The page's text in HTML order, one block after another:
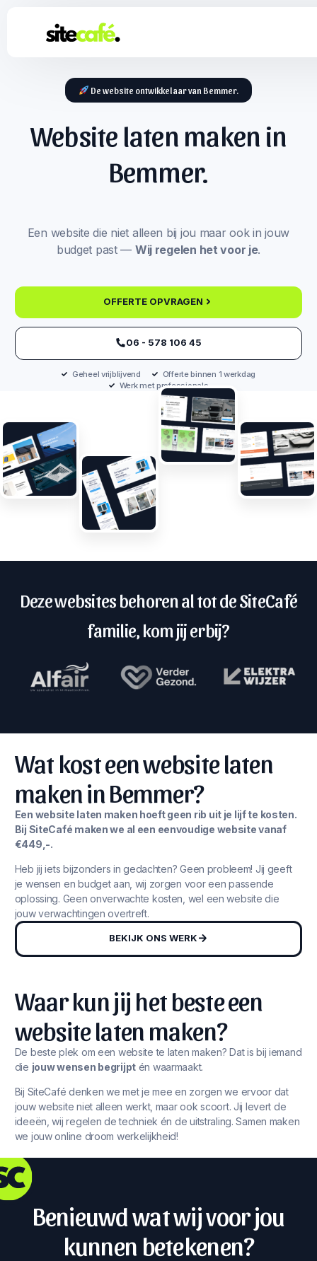
De website ontwikkelaar van Bemmer.
Website laten maken in
Bemmer.
Een website die niet alleen bij jou maar ook in jouw
budget past — Wij regelen het voor je.
OFFERTE OPVRAGEN
‪06 - 578 106 45‬
Geheel vrijblijvend
Offerte binnen 1 werkdag
Werk met professionals
Deze websites behoren al tot de SiteCafé
familie, kom jij erbij?
Wat kost een website laten
maken in Bemmer?
Een website laten maken hoeft geen rib uit je lijf te kosten.
Bij SiteCafé maken we al een eenvoudige website vanaf
€449,-.
Heb jij iets bijzonders in gedachten? Geen probleem! Jij geeft
je wensen en budget aan, wij zorgen voor een passende
oplossing. Geen onverwachte kosten, wel een website die
jouw verwachtingen overtreft.
BEKIJK ONS WERK
Waar kun jij het beste een
website laten maken?
De beste plek om een website te laten maken? Dat is bij iemand
die jouw wensen begrijpt én waarmaakt.
Bij SiteCafé denken we met je mee en zorgen we ervoor dat
jouw website niet alleen werkt, maar ook scoort. Jij levert de
ideeën, wij regelen de techniek én de uitstraling. Samen maken
we jouw online droom werkelijkheid!
Benieuwd wat wij voor jou
kunnen betekenen?